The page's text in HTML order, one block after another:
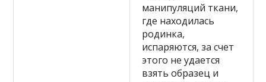
манипуляций ткани,
где находилась
родинка,
испаряются, за счет
этого не удается
взять образец и